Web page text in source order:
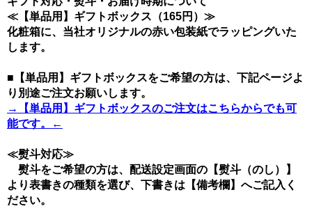
≪【単品用】ギフトボックス（165円）≫
化粧箱に、当社オリジナルの赤い包装紙でラッピングいた
します。
■【単品用】ギフトボックスをご希望の方は、下記ページよ
り別途ご注文お願いします。
→【単品用】ギフトボックスのご注文はこちらからでも可
能です。←
≪熨斗対応≫
熨斗をご希望の方は、配送設定画面の【熨斗（のし）】
より表書きの種類を選び、下書きは【備考欄】へご記入く
ださい。